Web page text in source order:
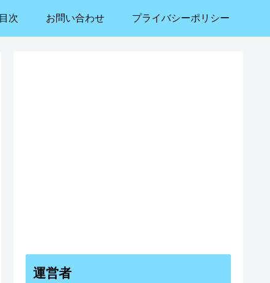
目次 お問い合わせ プライバシーポリシー
運営者